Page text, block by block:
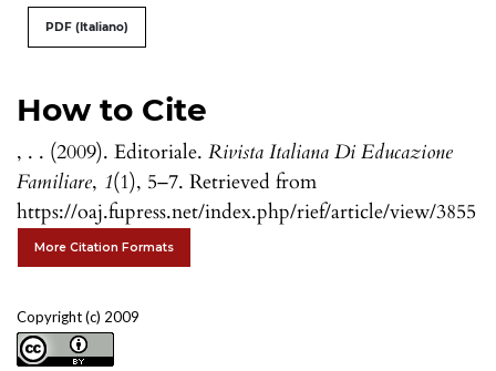
How to Cite
, . . (2009). Editoriale. Rivista Italiana Di Educazione
Familiare, 1(1), 5–7. Retrieved from
https://oaj.fupress.net/index.php/rief/article/view/3855
More Citation Formats
Copyright (c) 2009
PDF (Italiano)